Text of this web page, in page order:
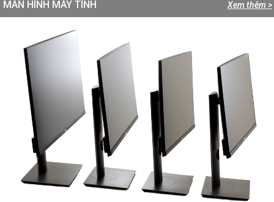
Xem thêm >
MÀN HÌNH MÁY TÍNH